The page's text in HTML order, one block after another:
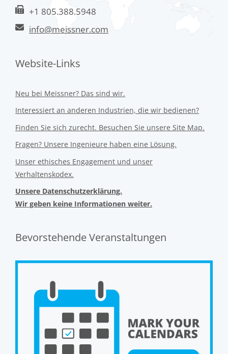
+1 805.388.5948
info@meissner.com
Website-Links
Neu bei Meissner? Das sind wir.
Interessiert an anderen Industrien, die wir bedienen?
Finden Sie sich zurecht. Besuchen Sie unsere Site Map.
Fragen? Unsere Ingenieure haben eine Lösung.
Unser ethisches Engagement und unser
Verhaltenskodex.
Unsere Datenschutzerklärung.
Wir geben keine Informationen weiter.
Bevorstehende Veranstaltungen